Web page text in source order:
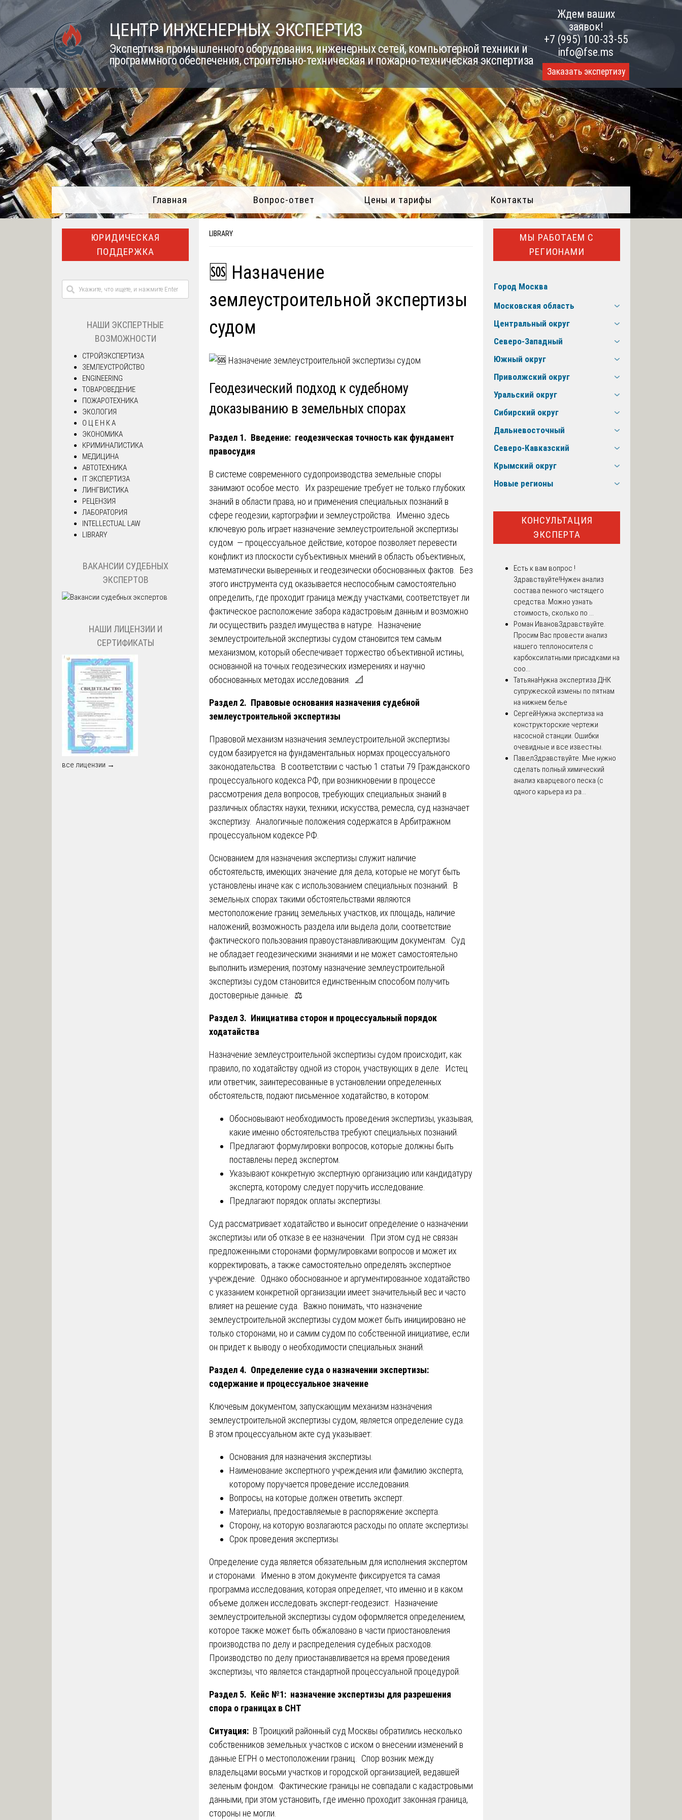
Skip
to
content
ЦЕНТР ИНЖЕНЕРНЫХ ЭКСПЕРТИЗ
Экспертиза промышленного оборудования, инженерных сетей, компьютерной техники и
программного обеспечения, строительно-техническая и пожарно-техническая экспертиза
Ждем ваших
заявок!
+7 (995) 100-33-55
info@fse.ms
Заказать экспертизу
Главная Вопрос-ответ Цены и тарифы Контакты
LIBRARY
🆘 Назначение
землеустроительной экспертизы
судом
Геодезический подход к судебному
доказыванию в земельных спорах
Раздел 1. Введение: геодезическая точность как фундамент
правосудия
В системе современного судопроизводства земельные споры
занимают особое место. Их разрешение требует не только глубоких
знаний в области права, но и применения специальных познаний в
сфере геодезии, картографии и землеустройства. Именно здесь
ключевую роль играет назначение землеустроительной экспертизы
судом — процессуальное действие, которое позволяет перевести
конфликт из плоскости субъективных мнений в область объективных,
математически выверенных и геодезически обоснованных фактов. Без
этого инструмента суд оказывается неспособным самостоятельно
определить, где проходит граница между участками, соответствует ли
фактическое расположение забора кадастровым данным и возможно
ли осуществить раздел имущества в натуре. Назначение
землеустроительной экспертизы судом становится тем самым
механизмом, который обеспечивает торжество объективной истины,
основанной на точных геодезических измерениях и научно
обоснованных методах исследования. 📐
Раздел 2. Правовые основания назначения судебной
землеустроительной экспертизы
Правовой механизм назначения землеустроительной экспертизы
судом базируется на фундаментальных нормах процессуального
законодательства. В соответствии с частью 1 статьи 79 Гражданского
процессуального кодекса РФ, при возникновении в процессе
рассмотрения дела вопросов, требующих специальных знаний в
различных областях науки, техники, искусства, ремесла, суд назначает
экспертизу. Аналогичные положения содержатся в Арбитражном
процессуальном кодексе РФ.
Основанием для назначения экспертизы служит наличие
обстоятельств, имеющих значение для дела, которые не могут быть
установлены иначе как с использованием специальных познаний. В
земельных спорах такими обстоятельствами являются
местоположение границ земельных участков, их площадь, наличие
наложений, возможность раздела или выдела доли, соответствие
фактического пользования правоустанавливающим документам. Суд
не обладает геодезическими знаниями и не может самостоятельно
выполнить измерения, поэтому назначение землеустроительной
экспертизы судом становится единственным способом получить
достоверные данные. ⚖️
Раздел 3. Инициатива сторон и процессуальный порядок
ходатайства
Назначение землеустроительной экспертизы судом происходит, как
правило, по ходатайству одной из сторон, участвующих в деле. Истец
или ответчик, заинтересованные в установлении определенных
обстоятельств, подают письменное ходатайство, в котором:
Обосновывают необходимость проведения экспертизы, указывая,
какие именно обстоятельства требуют специальных познаний.
Предлагают формулировки вопросов, которые должны быть
поставлены перед экспертом.
Указывают конкретную экспертную организацию или кандидатуру
эксперта, которому следует поручить исследование.
Предлагают порядок оплаты экспертизы.
Суд рассматривает ходатайство и выносит определение о назначении
экспертизы или об отказе в ее назначении. При этом суд не связан
предложенными сторонами формулировками вопросов и может их
корректировать, а также самостоятельно определять экспертное
учреждение. Однако обоснованное и аргументированное ходатайство
с указанием конкретной организации имеет значительный вес и часто
влияет на решение суда. Важно понимать, что назначение
землеустроительной экспертизы судом может быть инициировано не
только сторонами, но и самим судом по собственной инициативе, если
он придет к выводу о необходимости специальных знаний.
Раздел 4. Определение суда о назначении экспертизы:
содержание и процессуальное значение
Ключевым документом, запускающим механизм назначения
землеустроительной экспертизы судом, является определение суда.
В этом процессуальном акте суд указывает:
Основания для назначения экспертизы.
Наименование экспертного учреждения или фамилию эксперта,
которому поручается проведение исследования.
Вопросы, на которые должен ответить эксперт.
Материалы, предоставляемые в распоряжение эксперта.
Сторону, на которую возлагаются расходы по оплате экспертизы.
Срок проведения экспертизы.
Определение суда является обязательным для исполнения экспертом
и сторонами. Именно в этом документе фиксируется та самая
программа исследования, которая определяет, что именно и в каком
объеме должен исследовать эксперт-геодезист. Назначение
землеустроительной экспертизы судом оформляется определением,
которое также может быть обжаловано в части приостановления
производства по делу и распределения судебных расходов.
Производство по делу приостанавливается на время проведения
экспертизы, что является стандартной процессуальной процедурой.
Раздел 5. Кейс №1: назначение экспертизы для разрешения
спора о границах в СНТ
Ситуация: В Троицкий районный суд Москвы обратились несколько
собственников земельных участков с иском о внесении изменений в
данные ЕГРН о местоположении границ. Спор возник между
владельцами восьми участков и городской организацией, ведавшей
зеленым фондом. Фактические границы не совпадали с кадастровыми
данными, при этом установить, где именно проходит законная граница,
стороны не могли.
ЮРИДИЧЕСКАЯ
ПОДДЕРЖКА
НАШИ ЭКСПЕРТНЫЕ
ВОЗМОЖНОСТИ
СТРОЙЭКСПЕРТИЗА
ЗЕМЛЕУСТРОЙСТВО
ENGINEERING
ТОВАРОВЕДЕНИЕ
ПОЖАРОТЕХНИКА
ЭКОЛОГИЯ
О Ц Е Н К А
ЭКОНОМИКА
КРИМИНАЛИСТИКА
МЕДИЦИНА
АВТОТЕХНИКА
IT ЭКСПЕРТИЗА
ЛИНГВИСТИКА
РЕЦЕНЗИЯ
ЛАБОРАТОРИЯ
INTELLECTUAL LAW
LIBRARY
ВАКАНСИИ СУДЕБНЫХ
ЭКСПЕРТОВ
НАШИ ЛИЦЕНЗИИ И
СЕРТИФИКАТЫ
все лицензии →
МЫ РАБОТАЕМ С
РЕГИОНАМИ
Город Москва
Московская область
Центральный округ
Северо-Западный
Южный округ
Приволжский округ
Уральский округ
Сибирский округ
Дальневосточный
Северо-Кавказский
Крымский округ
Новые регионы
КОНСУЛЬТАЦИЯ
ЭКСПЕРТА
Есть к вам вопрос !
Здравствуйте!Нужен анализ
состава пенного чистящего
средства. Можно узнать
стоимость, сколько по ...
Роман ИвановЗдравствуйте.
Просим Вас провести анализ
нашего теплоносителя с
карбоксилатными присадками на
соо...
ТатьянаНужна экспертиза ДНК
супружеской измены по пятнам
на нижнем белье
СергейНужна экспертиза на
конструкторские чертежи
насосной станции. Ошибки
очевидные и все известны.
ПавелЗдравствуйте. Мне нужно
сделать полный химический
анализ кварцевого песка (с
одного карьера из ра...